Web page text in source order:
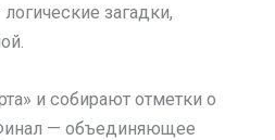
загадки,
и собирают отметки о
— объединяющее